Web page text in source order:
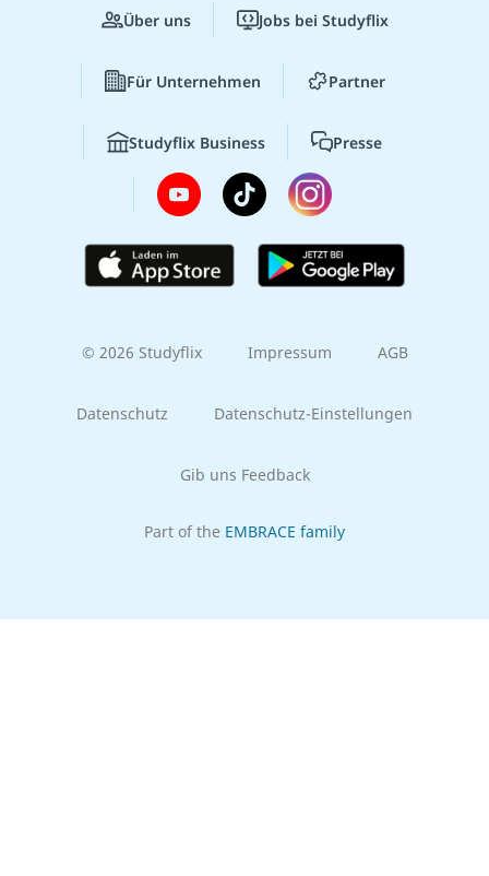
Über uns Jobs bei Studyflix
Für Unternehmen Partner
Studyflix Business Presse
© 2026 Studyflix Impressum AGB
Datenschutz Datenschutz-Einstellungen
Gib uns Feedback
Part of the EMBRACE family